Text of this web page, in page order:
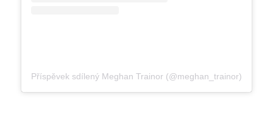
Příspěvek sdílený Meghan Trainor (@meghan_trainor)